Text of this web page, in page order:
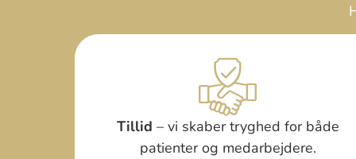
Tillid – vi skaber tryghed for både
patienter og medarbejdere.